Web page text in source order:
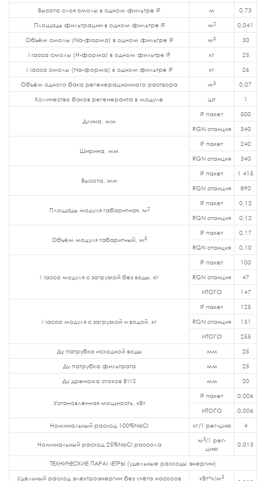
Высота слоя смолы в одном фильтре IF м 0,73
Площадь фильтрации в одном фильтре IF м2 0,041
Объём смолы (Na-форма) в одном фильтре IF м3 30
Масса смолы (H-форма) в одном фильтре IF кг 25
Масса смолы (Na-форма) в одном фильтре IF кг 26
Объём одного бака регенерационного раствора м3 0,07
Количество баков регенеранта в модуле шт 1
Длина, мм
IF пакет 500
RGN станция 340
Ширина, мм
IF пакет 240
RGN станция 340
Высота, мм
IF пакет 1 415
RGN станция 890
Площадь модуля габаритная, м2
IF пакет 0,12
RGN станция 0,12
Объём модуля габаритный, м3
IF пакет 0,17
RGN станция 0,10
Масса модуля с загрузкой без воды, кг
IF пакет 100
RGN станция 47
ИТОГО 147
Масса модуля с загрузкой и водой, кг
IF пакет 125
RGN станция 131
ИТОГО 255
Ду патрубка исходной воды мм 25
Ду патрубка фильтрата мм 25
Ду дренажа стоков BWS мм 20
Установленная мощность, кВт
IF пакет 0,006
ИТОГО 0,006
Номинальный расход 100%NaCl кг/1 рег-цию 4
Номинальный расход 25%NaCl рассола
м3/1 рег-
цию
0,013
ТЕХНИЧЕСКИЕ ПАРАМЕТРЫ (удельные расходы энергии)
Удельный расход электроэнергии без учёта насосов кВт*ч/м3